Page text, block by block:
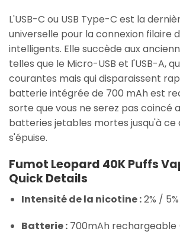
L'USB-C ou USB Type-C est la
universelle pour la connexion filaire
intelligents. Elle succède aux
telles que le Micro-USB et l'USB-A,
courantes mais qui disparaissent
batterie intégrée de 700 mAh est
sorte que vous ne serez pas coincé
batteries jetables mortes jusqu'à ce
s'épuise.
Fumot Leopard 40K Puffs
Quick Details
Intensité de la nicotine :2% /
Batterie :700mAh rechargeable